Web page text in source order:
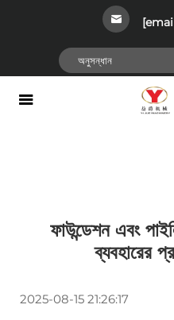
ফাউন্ডেশন এবং
ব্যবহারের
2025-08-15 21:26:17